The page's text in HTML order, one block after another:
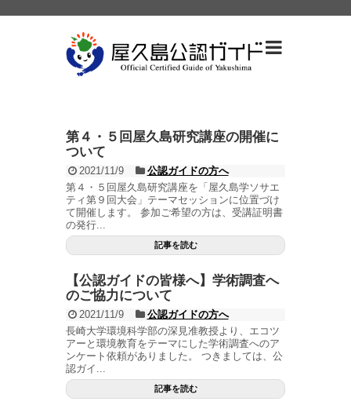
第４・５回屋久島研究講座の開催に
ついて
2021/11/9
公認ガイドの方へ
第４・５回屋久島研究講座を「屋久島学ソサエ
ティ第９回大会」テーマセッションに位置づけ
て開催します。 参加ご希望の方は、受講証明書
の発行...
記事を読む
【公認ガイドの皆様へ】学術調査へ
のご協力について
2021/11/9
公認ガイドの方へ
長崎大学環境科学部の深見准教授より、エコツ
アーと環境教育をテーマにした学術調査へのア
ンケート依頼がありました。 つきましては、公
認ガイ...
記事を読む